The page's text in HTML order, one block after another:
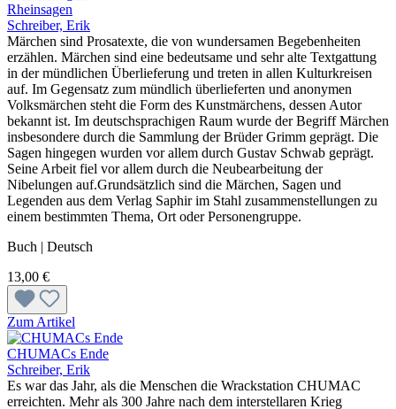
Rheinsagen
Schreiber, Erik
Märchen sind Prosatexte, die von wundersamen Begebenheiten
erzählen. Märchen sind eine bedeutsame und sehr alte Textgattung
in der mündlichen Überlieferung und treten in allen Kulturkreisen
auf. Im Gegensatz zum mündlich überlieferten und anonymen
Volksmärchen steht die Form des Kunstmärchens, dessen Autor
bekannt ist. Im deutschsprachigen Raum wurde der Begriff Märchen
insbesondere durch die Sammlung der Brüder Grimm geprägt. Die
Sagen hingegen wurden vor allem durch Gustav Schwab geprägt.
Seine Arbeit fiel vor allem durch die Neubearbeitung der
Nibelungen auf.Grundsätzlich sind die Märchen, Sagen und
Legenden aus dem Verlag Saphir im Stahl zusammenstellungen zu
einem bestimmten Thema, Ort oder Personengruppe.
Buch | Deutsch
13,00 €
Zum Artikel
CHUMACs Ende
Schreiber, Erik
Es war das Jahr, als die Menschen die Wrackstation CHUMAC
erreichten. Mehr als 300 Jahre nach dem interstellaren Krieg